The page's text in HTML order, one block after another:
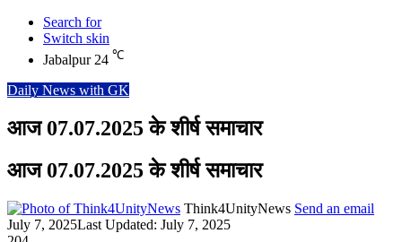
Search for
Switch skin
Jabalpur 24 ℃
Daily News with GK
आज 07.07.2025 के शीर्ष समाचार
आज 07.07.2025 के शीर्ष समाचार
Think4UnityNews Send an email
July 7, 2025Last Updated: July 7, 2025